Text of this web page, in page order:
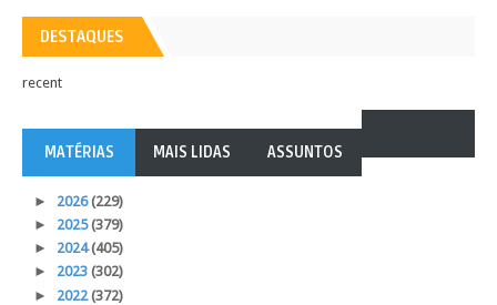
DESTAQUES
recent
MATÉRIAS MAIS LIDAS ASSUNTOS
► 2026(229)
► 2025(379)
► 2024(405)
► 2023 (302)
► 2022(372)